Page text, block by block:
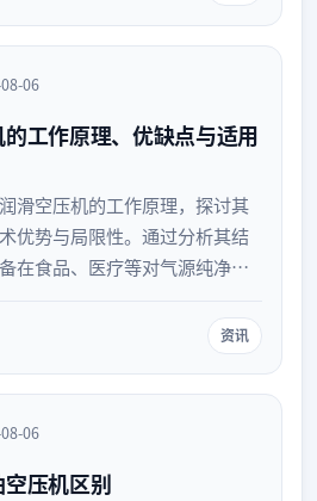
06
工作原理、优缺点与适用
滑空压机的工作原理，探讨其
优势与局限性。通过分析其结
在食品、医疗等对气源纯净度
资讯
06
压机区别